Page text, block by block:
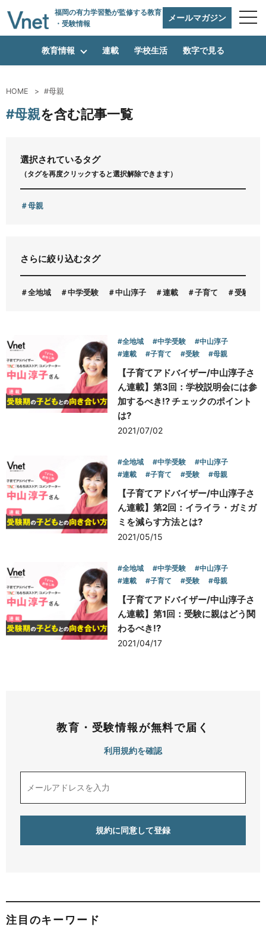
福岡の有力学習塾が監修する教育
・受験情報
メールマガジン
編集方針
vnetアライアンス企業
運営会社
お問い合わせ
教育情報 連載 学校生活 数字で見る
HOME #母親
#母親を含む記事一覧
選択されているタグ
（タグを再度クリックすると選択解除できます）
母親
さらに絞り込むタグ
全地域 中学受験 中山淳子 連載 子育て 受験
#全地域 #中学受験
#中山淳子
#連載
#子育て #受験 #母親
【子育てアドバイザー/中山淳子さ
ん連載】第3回：学校説明会には参
加するべき!? チェックのポイント
は?
2021/07/02
#全地域 #中学受験
#中山淳子
#連載
#子育て #受験 #母親
【子育てアドバイザー/中山淳子さ
ん連載】第2回：イライラ・ガミガ
ミを減らす方法とは?
2021/05/15
#全地域 #中学受験
#中山淳子
#連載
#子育て #受験 #母親
【子育てアドバイザー/中山淳子さ
ん連載】第1回：受験に親はどう関
わるべき!?
2021/04/17
教育・受験情報が無料で届く
利用規約を確認
注目のキーワード